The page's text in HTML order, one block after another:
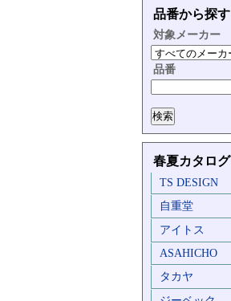
品番から探す
対象メーカー
品番
春夏カタログ
TS DESIGN
自重堂
アイトス
ASAHICHO
タカヤ